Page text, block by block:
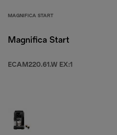
MAGNIFICA START
Magnifica Start
ECAM220.61.W EX:1